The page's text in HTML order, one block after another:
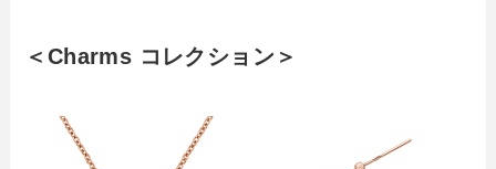
＜Charms コレクション＞